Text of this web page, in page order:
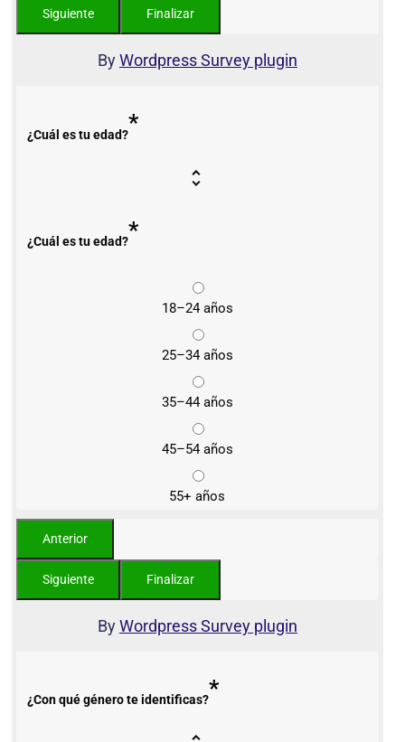
ByWordpress Survey plugin
¿Cuál es tu edad?*
¿Cuál es tu edad?*
18–24 años
25–34 años
35–44 años
45–54 años
55+ años
ByWordpress Survey plugin
¿Con qué género te identificas?*